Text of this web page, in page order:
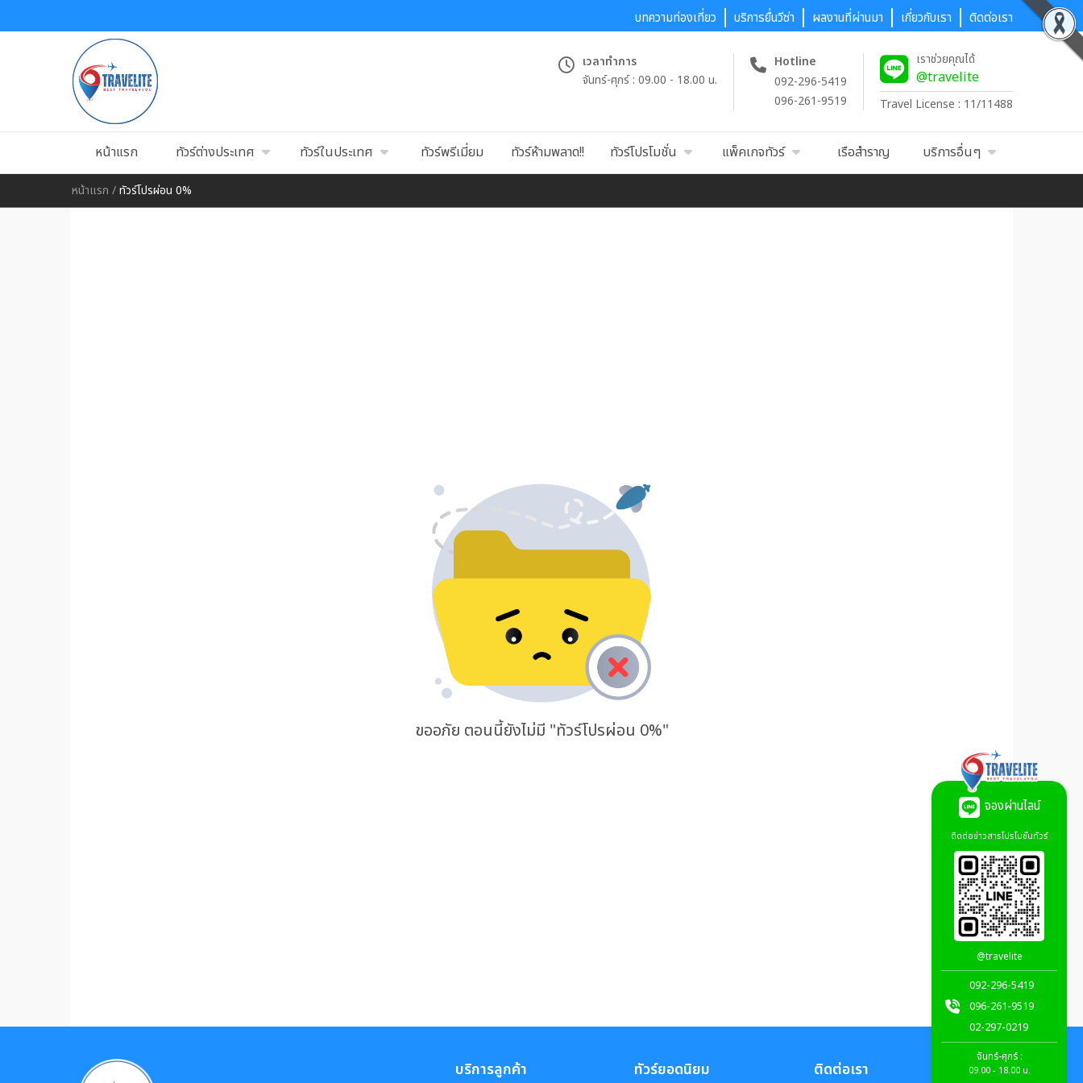
บทความท่องเที่ยว บริการยื่นวีซ่า ผลงานที่ผ่านมา เกี่ยวกับเรา ติดต่อเรา
เวลาทำการ
จันทร์-ศุกร์ : 09.00 - 18.00 น.
Hotline
092-296-5419
096-261-9519
เราช่วยคุณได้
@travelite
Travel License : 11/11488
หน้าแรก ทัวร์ต่างประเทศ ทัวร์ในประเทศ ทัวร์พรีเมี่ยม ทัวร์ห้ามพลาด!! ทัวร์โปรโมชั่น แพ็คเกจทัวร์ เรือสำราญ บริการอื่นๆ
หน้าแรก /ทัวร์โปรผ่อน 0%
ขออภัย ตอนนี้ยังไม่มี "ทัวร์โปรผ่อน 0%"
บริการลูกค้า ทัวร์ยอดนิยม ติดต่อเรา
จองผ่านไลน์
ติดต่อข่าวสารโปรโมชั่นทัวร์
@travelite
092-296-5419
096-261-9519
02-297-0219
จันทร์-ศุกร์ :
09.00 - 18.00 น.